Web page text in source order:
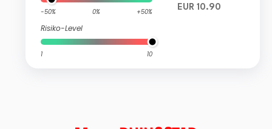
-50% 0% +50%
Risiko-Level
1 10
EUR 10.90